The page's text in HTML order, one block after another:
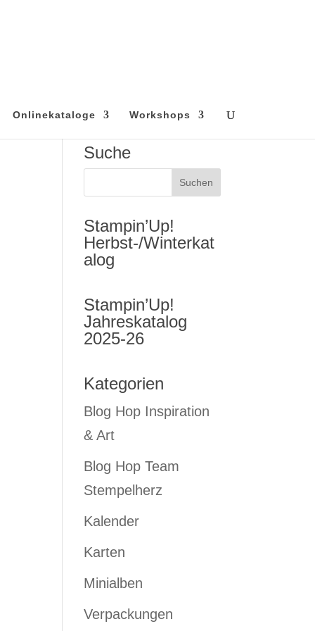
Onlinekataloge Workshops
Suche
Stampin’Up!
Herbst-/Winterkat
alog
Stampin’Up!
Jahreskatalog
2025-26
Kategorien
Blog Hop Inspiration
& Art
Blog Hop Team
Stempelherz
Kalender
Karten
Minialben
Verpackungen